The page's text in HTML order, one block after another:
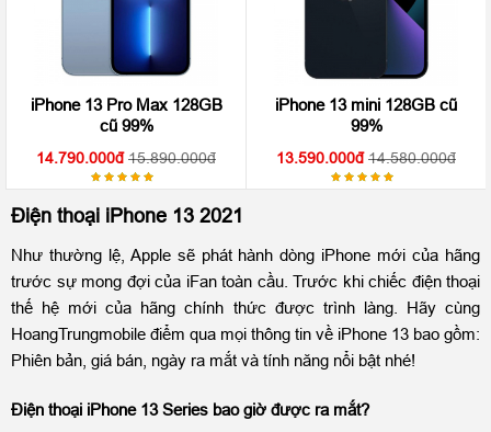
iPhone 13 Pro Max 128GB
cũ 99%
14.790.000 15.890.000
Được
5.005
sao
iPhone 13 mini 128GB cũ
99%
13.590.000 14.580.000
Được
Điện thoại iPhone 13 2021
Như thường lệ, Apple sẽ phát hành dòng iPhone mới của hãng
trước sự mong đợi của iFan toàn cầu. Trước khi chiếc điện thoại
thế hệ mới của hãng chính thức được trình làng. Hãy cùng
HoangTrungmobile điểm qua mọi thông tin về iPhone 13 bao gồm:
Phiên bản, giá bán, ngày ra mắt và tính năng nổi bật nhé!
Điện thoại iPhone 13 Series bao giờ được ra mắt?